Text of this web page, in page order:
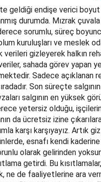
geldiği endişe verici
durumda. Mızrak
sorumlu, süreç
kuruluşları ve meslek
gizleyerek halkın
sahada görev yapan
Sadece açıklanan
Son süreçte
salgının en yüksek
yetersiz olduğu, işçilerin
da ücretsiz izine
karşı karşıyayız. Artık
esnafı kendi
olarak gelirinden
getirdi. Bu
ne de faaliyetlerine ara